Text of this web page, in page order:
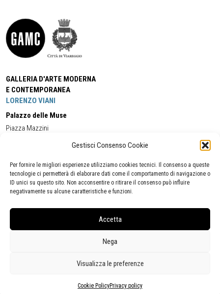
Gestisci Consenso Cookie
Per fornire le migliori esperienze utilizziamo cookies tecnici. Il consenso a queste
tecnologie ci permetterà di elaborare dati come il comportamento di navigazione o
ID unici su questo sito. Non acconsentire o ritirare il consenso può influire
negativamente su alcune caratteristiche e funzioni.
Accetta
Nega
Visualizza le preferenze
Cookie PolicyPrivacy policy
GALLERIA D'ARTE MODERNA
E CONTEMPORANEA
LORENZO VIANI
Palazzo delle Muse
Piazza Mazzini
Cell:+39 338 5714978 (orario apertura Galleria)
Tel:
+39 0584 944580
(orario 09.00/13.00)
Email:gamc@comune.viareggio.lu.it
Segnalazione di inaccessibilità